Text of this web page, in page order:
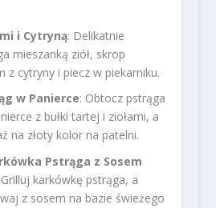
i Cytryną: Delikatnie
mieszanką ziół, skrop
z cytryny i piecz w piekarniku.
w Panierce: Obtocz pstrąga
z bułki tartej i ziołami, a
na złoty kolor na patelni.
Pstrąga z Sosem
karkówkę pstrąga, a
z sosem na bazie świeżego